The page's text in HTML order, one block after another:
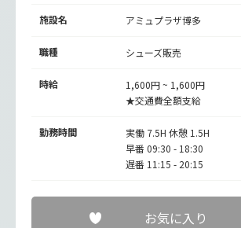
施設名 アミュプラザ博多
職種 シューズ販売
時給
1,600円 ~ 1,600円
★交通費全額支給
勤務時間
実働 7.5H 休憩 1.5H
早番 09:30 - 18:30
遅番 11:15 - 20:15
お気に入り